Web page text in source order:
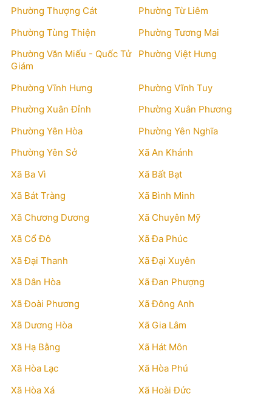
Phường Thượng Cát
Phường Từ Liêm
Phường Tùng Thiện
Phường Tương Mai
Phường Văn Miếu - Quốc Tử
Giám
Phường Việt Hưng
Phường Vĩnh Hưng
Phường Vĩnh Tuy
Phường Xuân Đỉnh
Phường Xuân Phương
Phường Yên Hòa
Phường Yên Nghĩa
Phường Yên Sở
Xã An Khánh
Xã Ba Vì
Xã Bất Bạt
Xã Bát Tràng
Xã Bình Minh
Xã Chương Dương
Xã Chuyên Mỹ
Xã Cổ Đô
Xã Đa Phúc
Xã Đại Thanh
Xã Đại Xuyên
Xã Dân Hòa
Xã Đan Phượng
Xã Đoài Phương
Xã Đông Anh
Xã Dương Hòa
Xã Gia Lâm
Xã Hạ Bằng
Xã Hát Môn
Xã Hòa Lạc
Xã Hòa Phú
Xã Hòa Xá
Xã Hoài Đức